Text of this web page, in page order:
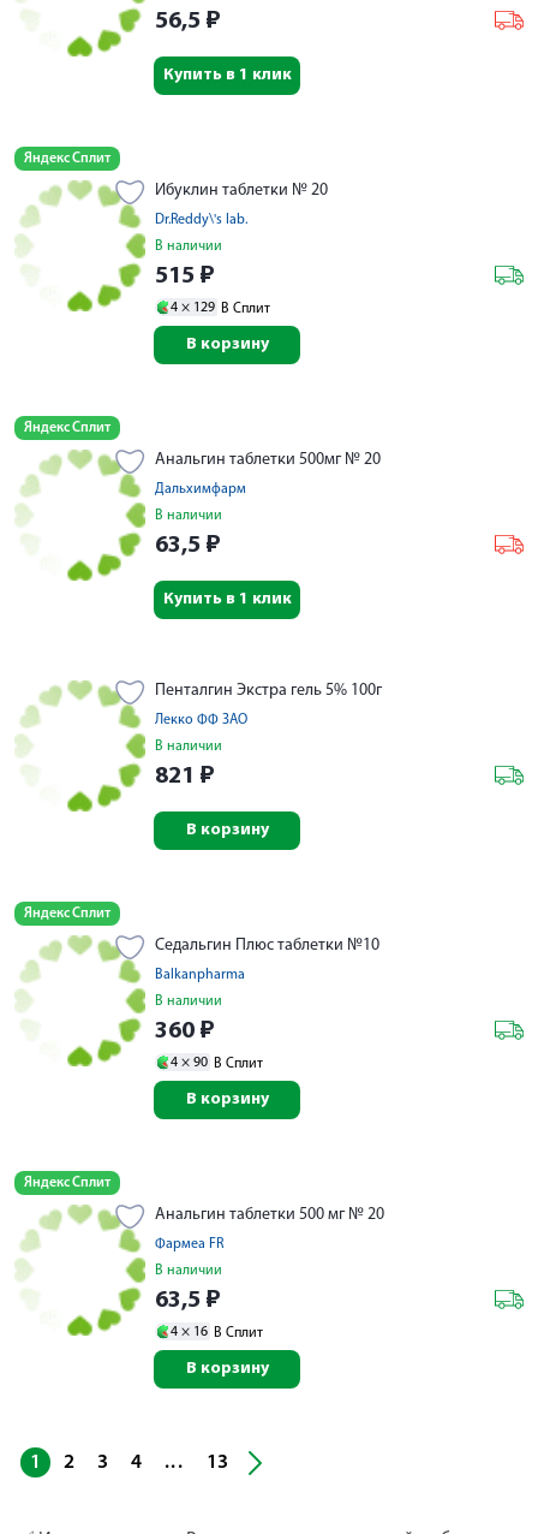
56,5 ₽
Купить в 1 клик
Яндекс Сплит
Ибуклин таблетки № 20
Dr.Reddy\'s lab.
В наличии
515 ₽
4 × 129 В Сплит
В корзину
Яндекс Сплит
Анальгин таблетки 500мг № 20
Дальхимфарм
В наличии
63,5 ₽
Купить в 1 клик
Пенталгин Экстра гель 5% 100г
Лекко ФФ ЗАО
В наличии
821 ₽
В корзину
Яндекс Сплит
Седальгин Плюс таблетки №10
Balkanpharma
В наличии
360 ₽
4 × 90 В Сплит
В корзину
Яндекс Сплит
Анальгин таблетки 500 мг № 20
Фармеа FR
В наличии
63,5 ₽
4 × 16 В Сплит
В корзину
1 2 3 4 ... 13